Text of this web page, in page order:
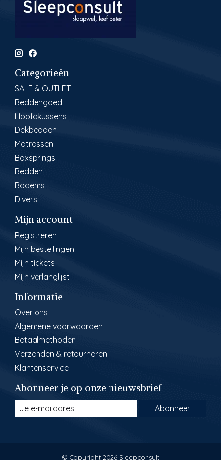
Categorieën
SALE & OUTLET
Beddengoed
Hoofdkussens
Dekbedden
Matrassen
Boxsprings
Bedden
Bodems
Divers
Mijn account
Registreren
Mijn bestellingen
Mijn tickets
Mijn verlanglijst
Informatie
Over ons
Algemene voorwaarden
Betaalmethoden
Verzenden & retourneren
Klantenservice
Abonneer je op onze nieuwsbrief
Abonneer
© Copyright 2026 Sleepconsult